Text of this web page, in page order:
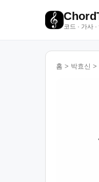
코드 · 가사 ·
홈 > 박효신 >